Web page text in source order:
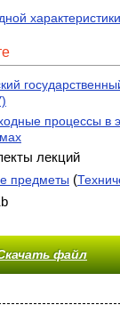
процессы в
лекций
предметы (
файл